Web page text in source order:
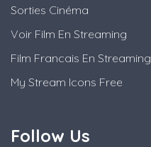
Sorties Cinéma
Voir Film En Streaming
Film Francais En Streaming
My Stream Icons Free
Follow Us